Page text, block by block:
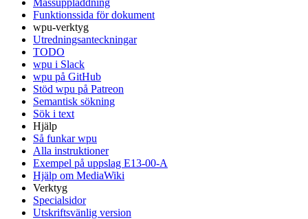
Massuppladdning
Funktionssida för dokument
wpu-verktyg
Utredningsanteckningar
TODO
wpu i Slack
wpu på GitHub
Stöd wpu på Patreon
Semantisk sökning
Sök i text
Hjälp
Så funkar wpu
Alla instruktioner
Exempel på uppslag E13-00-A
Hjälp om MediaWiki
Verktyg
Specialsidor
Utskriftsvänlig version